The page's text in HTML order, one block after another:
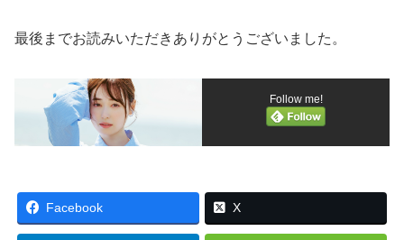
最後までお読みいただきありがとうございました。
Follow me!
Facebook X